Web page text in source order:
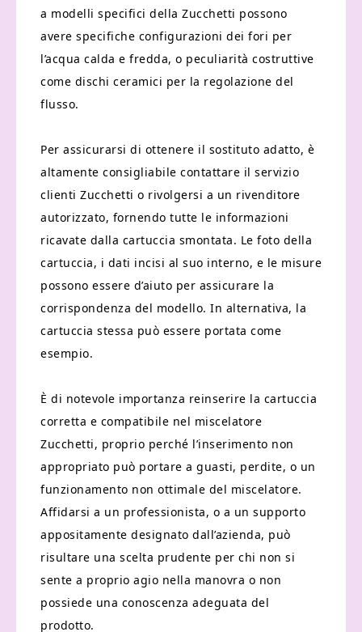
a modelli specifici della Zucchetti possono
avere specifiche configurazioni dei fori per
l’acqua calda e fredda, o peculiarità costruttive
come dischi ceramici per la regolazione del
flusso.
Per assicurarsi di ottenere il sostituto adatto, è
altamente consigliabile contattare il servizio
clienti Zucchetti o rivolgersi a un rivenditore
autorizzato, fornendo tutte le informazioni
ricavate dalla cartuccia smontata. Le foto della
cartuccia, i dati incisi al suo interno, e le misure
possono essere d’aiuto per assicurare la
corrispondenza del modello. In alternativa, la
cartuccia stessa può essere portata come
esempio.
È di notevole importanza reinserire la cartuccia
corretta e compatibile nel miscelatore
Zucchetti, proprio perché l’inserimento non
appropriato può portare a guasti, perdite, o un
funzionamento non ottimale del miscelatore.
Affidarsi a un professionista, o a un supporto
appositamente designato dall’azienda, può
risultare una scelta prudente per chi non si
sente a proprio agio nella manovra o non
possiede una conoscenza adeguata del
prodotto.